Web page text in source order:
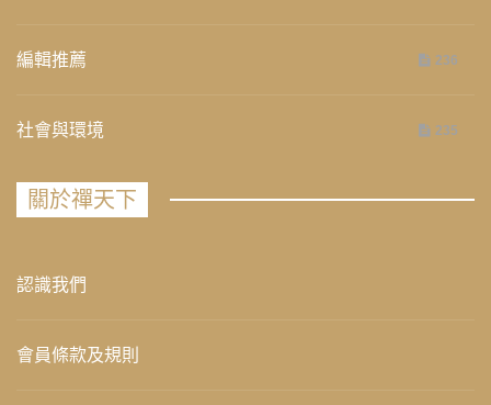
編輯推薦 236
社會與環境 235
關於禪天下
認識我們
會員條款及規則